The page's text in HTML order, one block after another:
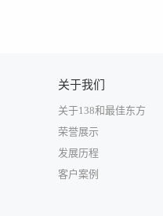
关于我们
关于138和最佳东方
荣誉展示
发展历程
客户案例